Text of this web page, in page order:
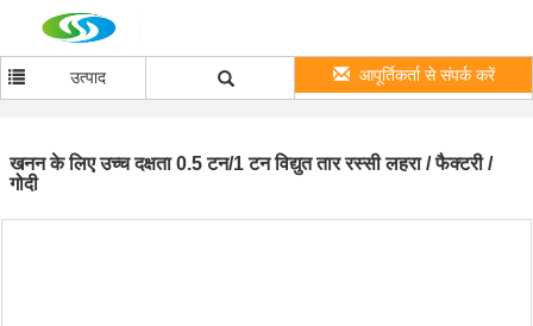
उत्पाद आपूर्तिकर्ता से संपर्क करें
खनन के लिए उच्च दक्षता 0.5 टन/1 टन विद्युत तार रस्सी लहरा / फैक्टरी /
गोदी